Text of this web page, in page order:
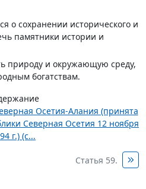
о сохранении исторического и
памятники истории и
природу и окружающую среду,
богатствам.
Осетия-Алания (принята
Северная Осетия 12 ноября
г.) (с...
Статья 59.